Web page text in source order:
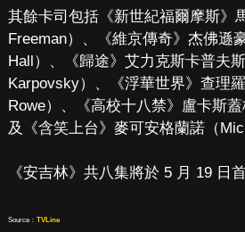
其餘卡司包括《新世紀福爾摩斯》
Freeman）、《維京傳奇》杰佛遜
Hall）、《歸途》艾力克斯卡普夫
Karpovsky）、《浮華世界》查理
Rowe）、《高校十八禁》盧卡斯
及《含笑上台》麥可安格蘭諾（
《安吉林》共八集將於 5 月 19 日首
Source： TVLine